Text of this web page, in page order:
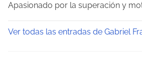
Apasionado por la superación y
Ver todas las entradas de Gabriel